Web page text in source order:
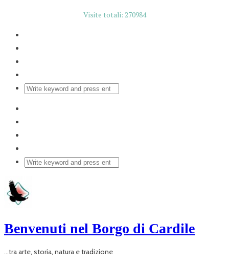
Visite totali: 270984
Benvenuti nel Borgo di Cardile
...tra arte, storia, natura e tradizione